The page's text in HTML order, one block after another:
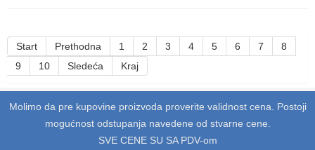
Start Prethodna 1 2 3 4 5 6 7
8
9
10 Sledeća Kraj
Molimo da pre kupovine proizvoda proverite validnost cena. Postoji
mogućnost odstupanja navedene od stvarne cene.
SVE CENE SU SA PDV-om